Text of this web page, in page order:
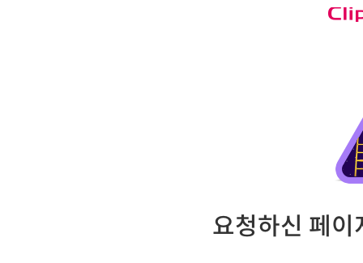
요청하신 페